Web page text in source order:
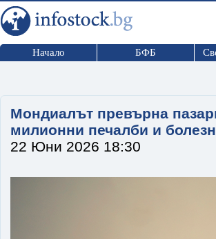
Начало БФБ
Мондиалът превърна
милионни печалби и
22 Юни 2026 18:30